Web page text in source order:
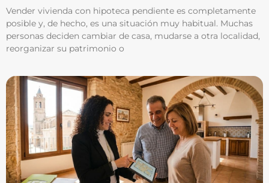
Vender vivienda con hipoteca pendiente es completamente
posible y, de hecho, es una situación muy habitual. Muchas
personas deciden cambiar de casa, mudarse a otra localidad,
reorganizar su patrimonio o